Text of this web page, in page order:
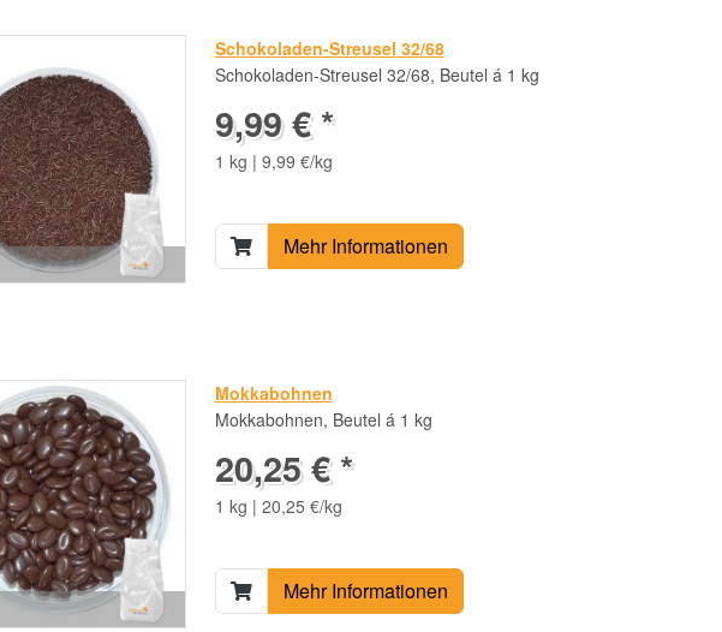
Schokoladen-Streusel 32/68
Schokoladen-Streusel 32/68, Beutel á 1 kg
9,99 € *
1 kg | 9,99 €/kg
Mehr Informationen
Mokkabohnen
Mokkabohnen, Beutel á 1 kg
20,25 € *
1 kg | 20,25 €/kg
Mehr Informationen